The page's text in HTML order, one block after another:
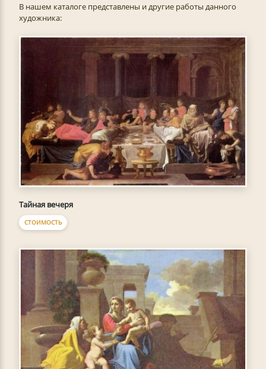
В нашем каталоге представлены и другие работы данного
художника:
Тайная вечеря
СТОИМОСТЬ